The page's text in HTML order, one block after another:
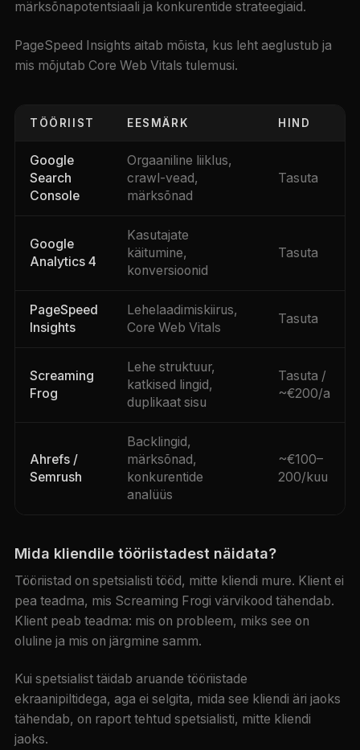
märksõnapotentsiaali ja konkurentide strateegiaid.
PageSpeed Insights aitab mõista, kus leht aeglustub ja
mis mõjutab Core Web Vitals tulemusi.
TÖÖRIIST EESMÄRK HIND
Google
Search
Console
Orgaaniline liiklus,
crawl-vead,
märksõnad
Tasuta
Google
Analytics 4
Kasutajate
käitumine,
konversioonid
Tasuta
PageSpeed
Insights
Lehelaadimiskiirus,
Core Web Vitals
Tasuta
Screaming
Frog
Lehe struktuur,
katkised lingid,
duplikaat sisu
Tasuta /
~€200/a
Ahrefs /
Semrush
Backlingid,
märksõnad,
konkurentide
analüüs
~€100–
200/kuu
Mida kliendile tööriistadest näidata?
Tööriistad on spetsialisti tööd, mitte kliendi mure. Klient ei
pea teadma, mis Screaming Frogi värvikood tähendab.
Klient peab teadma: mis on probleem, miks see on
oluline ja mis on järgmine samm.
Kui spetsialist täidab aruande tööriistade
ekraanipiltidega, aga ei selgita, mida see kliendi äri jaoks
tähendab, on raport tehtud spetsialisti, mitte kliendi
jaoks.